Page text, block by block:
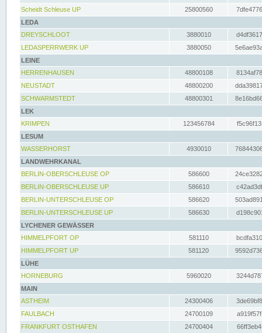
Scheidt Schleuse UP
25800560
LEDA
DREYSCHLOOT
3880010
LEDASPERRWERK UP
3880050
LEINE
HERRENHAUSEN
48800108
NEUSTADT
48800200
SCHWARMSTEDT
48800301
LEK
KRIMPEN
123456784
LESUM
WASSERHORST
4930010
LANDWEHRKANAL
BERLIN-OBERSCHLEUSE OP
586600
BERLIN-OBERSCHLEUSE UP
586610
BERLIN-UNTERSCHLEUSE OP
586620
BERLIN-UNTERSCHLEUSE UP
586630
LYCHENER GEWÄSSER
HIMMELPFORT OP
581110
HIMMELPFORT UP
581120
LÜHE
HORNEBURG
5960020
MAIN
ASTHEIM
24300406
FAULBACH
24700109
FRANKFURT OSTHAFEN
24700404